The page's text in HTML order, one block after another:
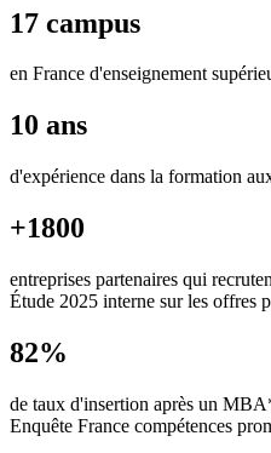
17 campus
en France d'enseignement
10 ans
d'expérience dans la formation
+1800
entreprises partenaires qui
Étude 2025 interne sur les offres
82%
de taux d'insertion après un
Enquête France compétences